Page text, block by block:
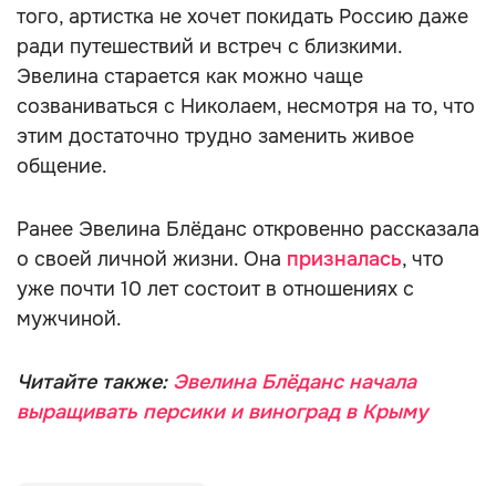
того, артистка не хочет покидать Россию даже
ради путешествий и встреч с близкими.
Эвелина старается как можно чаще
созваниваться с Николаем, несмотря на то, что
этим достаточно трудно заменить живое
общение.
Ранее Эвелина Блёданс откровенно рассказала
о своей личной жизни. Она призналась, что
уже почти 10 лет состоит в отношениях с
мужчиной.
Читайте также: Эвелина Блёданс начала
выращивать персики и виноград в Крыму